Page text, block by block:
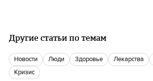
Другие статьи по темам
новости люди Здоровье лекарства
кризис